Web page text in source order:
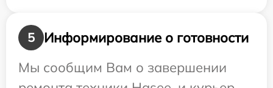
5
Информирование о готовности
Мы сообщим Вам о завершении